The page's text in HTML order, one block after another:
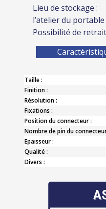
Lieu de stockage :
l’atelier du
Possibilité de
Taille :
Finition :
Résolution :
Fixations :
Position du connecteur :
Nombre de pin du
Epaisseur :
Qualité :
Divers :